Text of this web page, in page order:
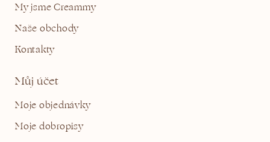
My jsme Creammy
Naše obchody
Kontakty
Můj účet
Moje objednávky
Moje dobropisy